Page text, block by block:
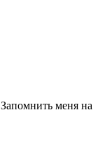
Запомнить меня на